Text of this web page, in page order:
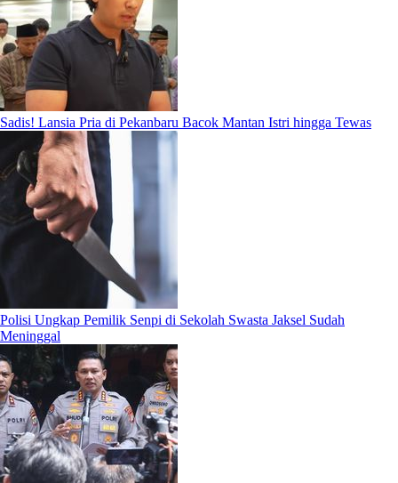
Sadis! Lansia Pria di Pekanbaru Bacok Mantan Istri hingga Tewas
Polisi Ungkap Pemilik Senpi di Sekolah Swasta Jaksel Sudah
Meninggal